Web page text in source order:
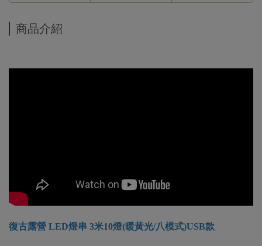
商品介紹
復古露營 LED燈串 3米10燈(暖黃光/八模式)USB款